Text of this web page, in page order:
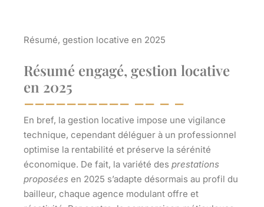
Résumé, gestion locative en 2025
Résumé engagé, gestion locative
en 2025
En bref, la gestion locative impose une vigilance
technique, cependant déléguer à un professionnel
optimise la rentabilité et préserve la sérénité
économique. De fait, la variété des prestations
proposées en 2025 s’adapte désormais au profil du
bailleur, chaque agence modulant offre et